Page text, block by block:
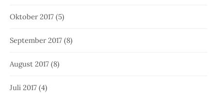
Oktober 2017 (5)
September 2017 (8)
August 2017 (8)
Juli 2017 (4)